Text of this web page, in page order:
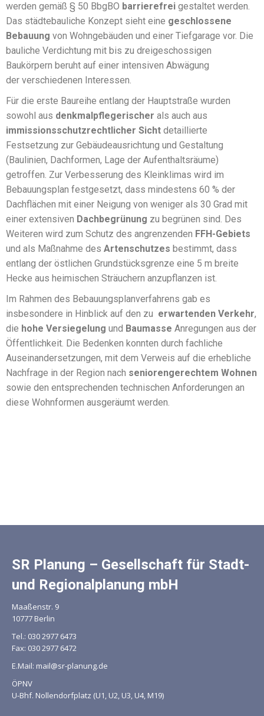
werden gemäß § 50 BbgBO barrierefrei gestaltet werden.
Das städtebauliche Konzept sieht eine geschlossene
Bebauung von Wohngebäuden und einer Tiefgarage vor. Die
bauliche Verdichtung mit bis zu dreigeschossigen
Baukörpern beruht auf einer intensiven Abwägung
der verschiedenen Interessen.
Für die erste Baureihe entlang der Hauptstraße wurden
sowohl aus denkmalpflegerischer als auch aus
immissionsschutzrechtlicher Sicht detaillierte
Festsetzung zur Gebäudeausrichtung und Gestaltung
(Baulinien, Dachformen, Lage der Aufenthaltsräume)
getroffen. Zur Verbesserung des Kleinklimas wird im
Bebauungsplan festgesetzt, dass mindestens 60 % der
Dachflächen mit einer Neigung von weniger als 30 Grad mit
einer extensiven Dachbegrünung zu begrünen sind. Des
Weiteren wird zum Schutz des angrenzenden FFH-Gebiets
und als Maßnahme des Artenschutzes bestimmt, dass
entlang der östlichen Grundstücksgrenze eine 5 m breite
Hecke aus heimischen Sträuchern anzupflanzen ist.
Im Rahmen des Bebauungsplanverfahrens gab es
insbesondere in Hinblick auf den zu erwartenden Verkehr,
die hohe Versiegelung und Baumasse Anregungen aus der
Öffentlichkeit. Die Bedenken konnten durch fachliche
Auseinandersetzungen, mit dem Verweis auf die erhebliche
Nachfrage in der Region nach seniorengerechtem Wohnen
sowie den entsprechenden technischen Anforderungen an
diese Wohnformen ausgeräumt werden.
SR Planung – Gesellschaft für Stadt-
und Regionalplanung mbH
Maaßenstr. 9
10777 Berlin
Tel.: 030 2977 6473
Fax: 030 2977 6472
E.Mail: mail@sr-planung.de
ÖPNV
U-Bhf. Nollendorfplatz (U1, U2, U3, U4, M19)
Mit dem
Laden der
Karte
akzeptieren
Datenschutzerklärung
von